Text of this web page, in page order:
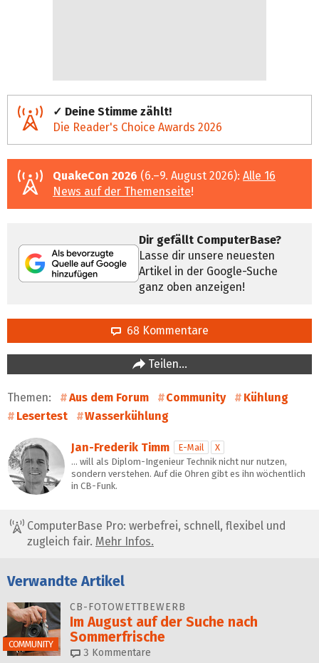
✓ Deine Stimme zählt!
Die Reader's Choice Awards 2026
QuakeCon 2026 (6.–9. August 2026): Alle 16
News auf der Themenseite!
Dir gefällt ComputerBase?
Lasse dir unsere neuesten
Artikel in der Google-Suche
ganz oben anzeigen!
68 Kommentare
Teilen…
Themen: Aus dem Forum Community
Kühlung
Lesertest
Wasserkühlung
Jan-Frederik Timm E-Mail
X
… will als Diplom-Ingenieur Technik nicht nur nutzen,
sondern verstehen. Auf die Ohren gibt es ihn wöchentlich
in CB-Funk.
ComputerBase Pro: werbefrei, schnell, flexibel und
zugleich fair. Mehr Infos.
Verwandte Artikel
COMMUNITY
CB-FOTOWETTBEWERB
Im August auf der Suche nach
Sommerfrische
3 Kommentare